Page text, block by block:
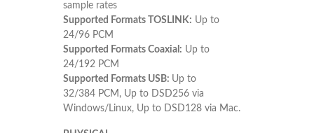
sample rates
Supported Formats TOSLINK: Up to
24/96 PCM
Supported Formats Coaxial: Up to
24/192 PCM
Supported Formats USB: Up to
32/384 PCM, Up to DSD256 via
Windows/Linux, Up to DSD128 via Mac.